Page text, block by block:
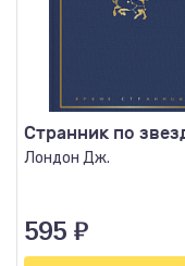
Странник по
Лондон Дж.
595 ₽